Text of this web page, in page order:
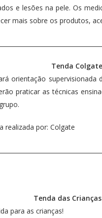
e lesões na pele. Os
mais sobre os produtos,
Tenda
orientação
praticar as técnicas
realizada por: Colgate
Tenda das
para as crianças!